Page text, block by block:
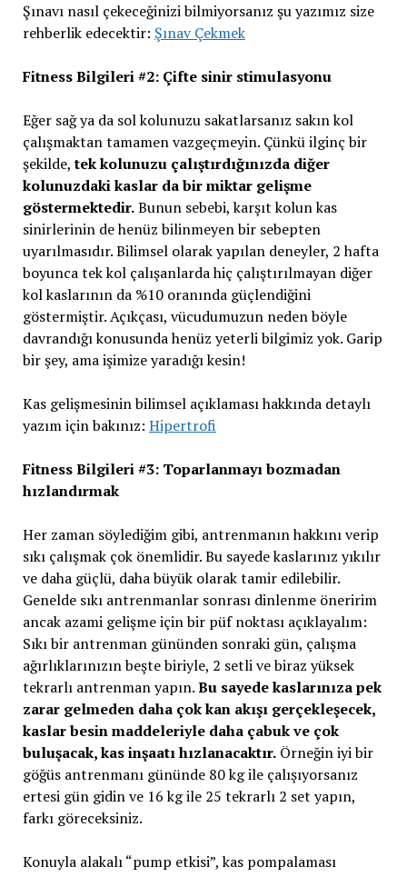
Şınavı nasıl çekeceğinizi bilmiyorsanız şu yazımız size
rehberlik edecektir: Şınav Çekmek
Fitness Bilgileri #2: Çifte sinir stimulasyonu
Eğer sağ ya da sol kolunuzu sakatlarsanız sakın kol
çalışmaktan tamamen vazgeçmeyin. Çünkü ilginç bir
şekilde,tek kolunuzu çalıştırdığınızda diğer
kolunuzdaki kaslar da bir miktar gelişme
göstermektedir.Bunun sebebi, karşıt kolun kas
sinirlerinin de henüz bilinmeyen bir sebepten
uyarılmasıdır. Bilimsel olarak yapılan deneyler, 2 hafta
boyunca tek kol çalışanlarda hiç çalıştırılmayan diğer
kol kaslarının da %10 oranında güçlendiğini
göstermiştir. Açıkçası, vücudumuzun neden böyle
davrandığı konusunda henüz yeterli bilgimiz yok. Garip
bir şey, ama işimize yaradığı kesin!
Kas gelişmesinin bilimsel açıklaması hakkında detaylı
yazım için bakınız: Hipertrofi
Fitness Bilgileri #3: Toparlanmayı bozmadan
hızlandırmak
Her zaman söylediğim gibi, antrenmanın hakkını verip
sıkı çalışmak çok önemlidir. Bu sayede kaslarınız yıkılır
ve daha güçlü, daha büyük olarak tamir edilebilir.
Genelde sıkı antrenmanlar sonrası dinlenme öneririm
ancak azami gelişme için bir püf noktası açıklayalım:
Sıkı bir antrenman gününden sonraki gün, çalışma
ağırlıklarınızın beşte biriyle, 2 setli ve biraz yüksek
tekrarlı antrenman yapın.Bu sayede kaslarınıza pek
zarar gelmeden daha çok kan akışı gerçekleşecek,
kaslar besin maddeleriyle daha çabuk ve çok
buluşacak, kas inşaatı hızlanacaktır.Örneğin iyi bir
göğüs antrenmanı gününde 80 kg ile çalışıyorsanız
ertesi gün gidin ve 16 kg ile 25 tekrarlı 2 set yapın,
farkı göreceksiniz.
Konuyla alakalı “pump etkisi”, kas pompalaması